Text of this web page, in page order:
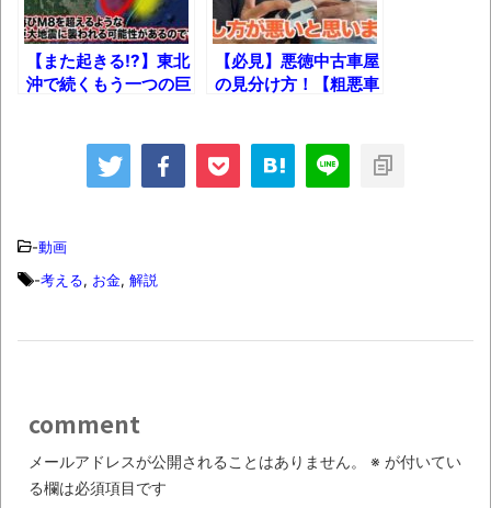
ｗ
新装版「ご冗談でしょう、ファインマンさ
ん（上）（下）」発売
グラビアに挑戦
歴ログは10周年ですがnoteに引っ越します
感想
時代の流れ
【衝撃】道志村の骨や服、沢の上流から流
されてきた可能性・・・・・・・・・
【また起きる!?】東北
沖で続くもう一つの巨
【必見】悪徳中古車屋
の見分け方！【粗悪車
-動画
-考える, お金, 解説
comment
メールアドレスが公開されることはありません。 ※ が付いてい
る欄は必須項目です